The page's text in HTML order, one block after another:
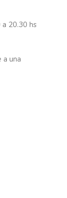
20.30 hs
a una